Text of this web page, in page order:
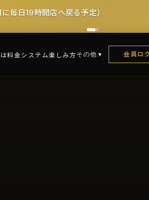
料金システム楽しみ方その他 会員ロ